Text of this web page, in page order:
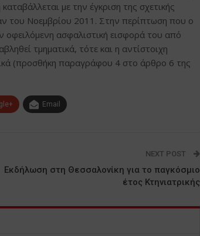
με την έγκριση της σχετικής
του Νοεμβρίου 2011. Στην περίπτωση που ο
ασφαλιστική εισφορά του από
τμηματικά, τότε και η αντίστοιχη
(προσθήκη παραγράφου 4 στο άρθρο 6 της
Email
NEXT POST
Εκδήλωση στη Θεσσαλονίκη για το παγκόσμιο
έτος Κτηνιατρικής